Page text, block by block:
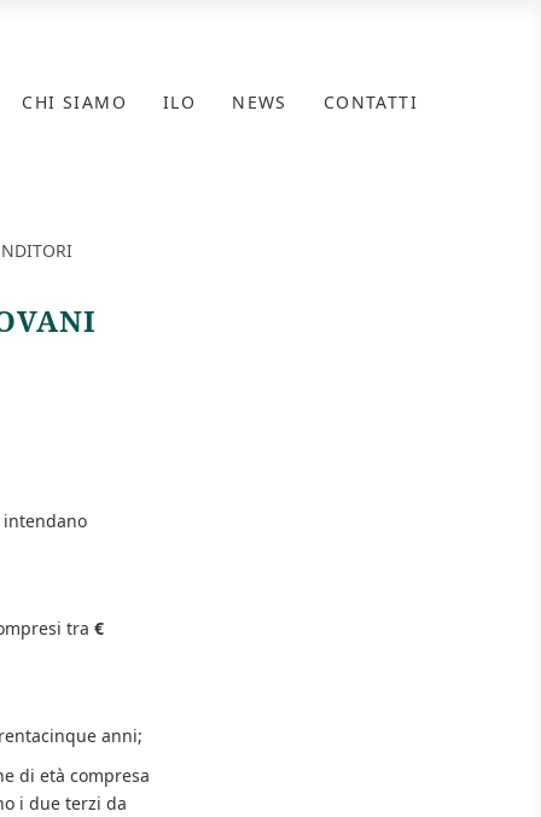
CHI SIAMO ILO NEWS CONTATTI
intendano
tra €
anni;
di età compresa
i due terzi da